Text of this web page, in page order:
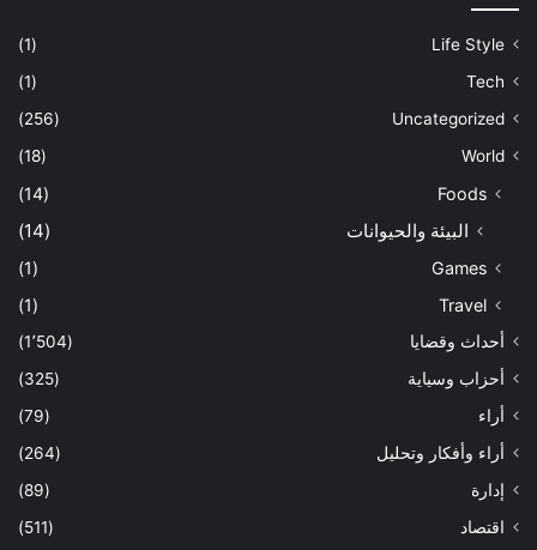
Life Style
(1)
Tech
(1)
Uncategorized
(256)
World
(18)
Foods
(14)
البيئة والحيوانات (14)
Games
(1)
Travel
(1)
أحداث وقضايا
(1٬504)
أحزاب وسياية
(325)
أراء
(79)
أراء وأفكار وتحليل
(264)
إدارة
(89)
اقتصاد
(511)